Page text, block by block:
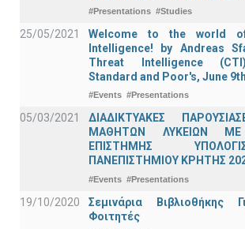
#Presentations #Studies
25/05/2021
Welcome to the world
Intelligence! by Andreas
Threat Intelligence
Standard and Poor's, June
#Events #Presentations
05/03/2021
ΔΙΑΔΙΚΤΥΑΚΕΣ
ΜΑΘΗΤΩΝ ΛΥΚΕΙΩΝ
ΕΠΙΣΤΗΜΗΣ
ΠΑΝΕΠΙΣΤΗΜΙΟΥ ΚΡΗΤΗΣ
#Events #Presentations
19/10/2020
Σεμινάρια Βιβλιοθήκης
Φοιτητές